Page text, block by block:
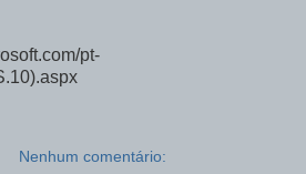
pt-
Nenhum comentário: